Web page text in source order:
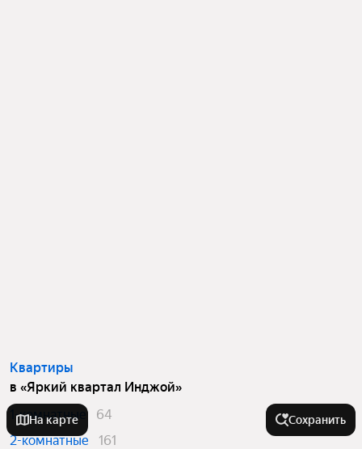
Квартиры
в «Яркий квартал Инджой»
1-комнатные
64
2-комнатные
161
На карте Сохранить